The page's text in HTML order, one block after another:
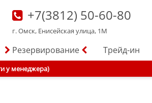
+7(3812) 50-60-80
г. Омск, Енисейская улица, 1М
Резервирование Трейд-ин
у менеджера)